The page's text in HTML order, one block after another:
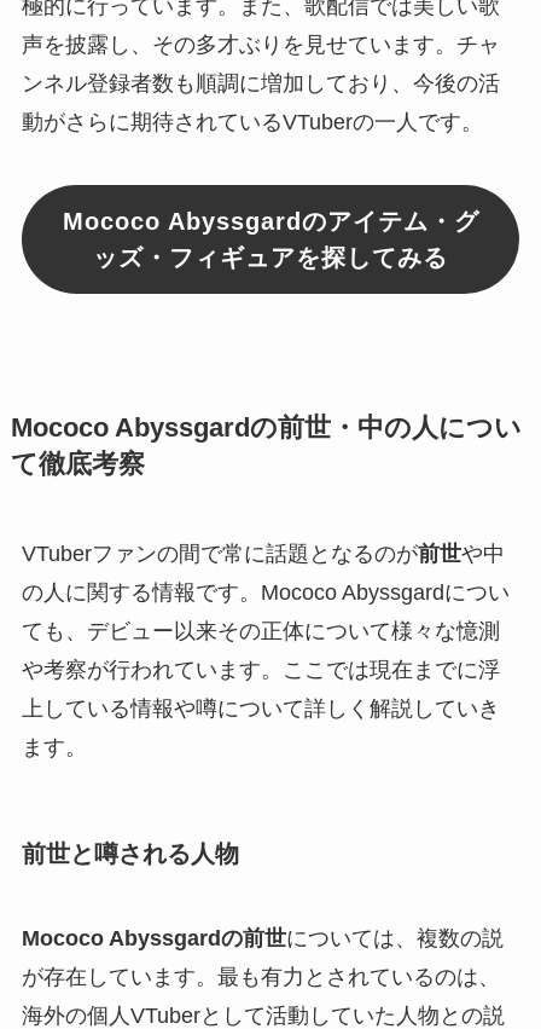
極的に行っています。また、歌配信では美しい歌
声を披露し、その多才ぶりを見せています。チャ
ンネル登録者数も順調に増加しており、今後の活
動がさらに期待されているVTuberの一人です。
Mococo Abyssgardのアイテム・グ
ッズ・フィギュアを探してみる
Mococo Abyssgardの前世・中の人につい
て徹底考察
VTuberファンの間で常に話題となるのが前世や中
の人に関する情報です。Mococo Abyssgardについ
ても、デビュー以来その正体について様々な憶測
や考察が行われています。ここでは現在までに浮
上している情報や噂について詳しく解説していき
ます。
前世と噂される人物
Mococo Abyssgardの前世については、複数の説
が存在しています。最も有力とされているのは、
海外の個人VTuberとして活動していた人物との説